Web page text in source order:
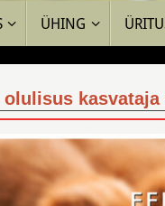
ÜHING
olulisus